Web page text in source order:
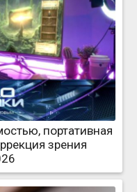
портативная
зрения